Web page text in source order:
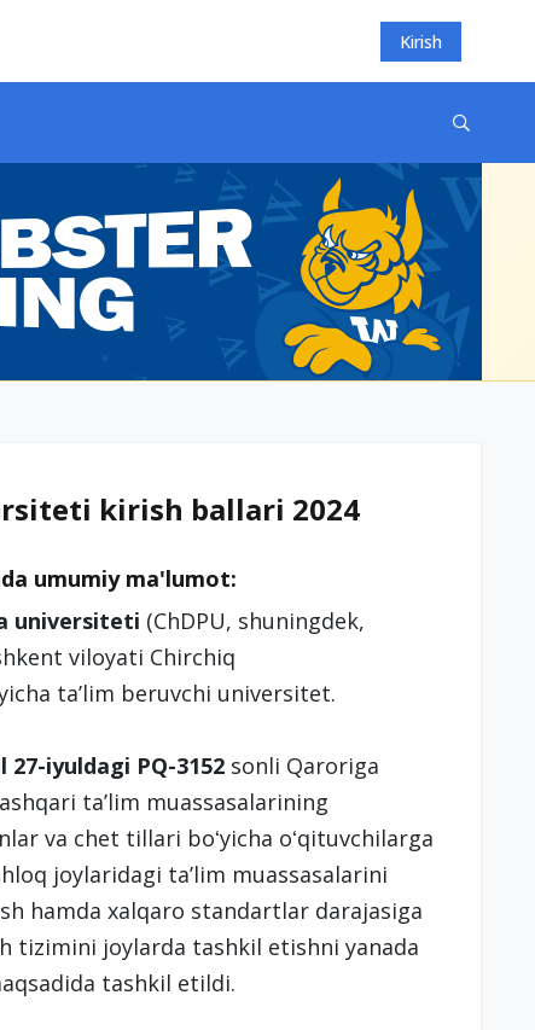
Kirish
kirish ballari 2024
umumiy ma'lumot:
universiteti (ChDPU, shuningdek,
viloyati Chirchiq
taʼlim beruvchi universitet.
27-iyuldagi PQ-3152 sonli Qaroriga
taʼlim muassasalarining
va chet tillari boʻyicha oʻqituvchilarga
joylaridagi taʼlim muassasalarini
hamda xalqaro standartlar darajasiga
tizimini joylarda tashkil etishni yanada
tashkil etildi.